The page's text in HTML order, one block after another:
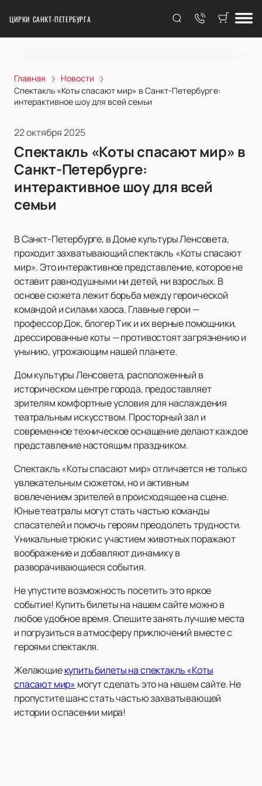
ЦИРКИ САНКТ-ПЕТЕРБУРГА
Главная
Новости
Спектакль «Коты спасают мир» в Санкт-Петербурге:
интерактивное шоу для всей семьи
22 октября 2025
Спектакль «Коты спасают мир» в
Санкт-Петербурге:
интерактивное шоу для всей
семьи
В Санкт-Петербурге, в Доме культуры Ленсовета,
проходит захватывающий спектакль «Коты спасают
мир». Это интерактивное представление, которое не
оставит равнодушными ни детей, ни взрослых. В
основе сюжета лежит борьба между героической
командой и силами хаоса. Главные герои —
профессор Док, блогер Тик и их верные помощники,
дрессированные коты — противостоят загрязнению и
унынию, угрожающим нашей планете.
Дом культуры Ленсовета, расположенный в
историческом центре города, предоставляет
зрителям комфортные условия для наслаждения
театральным искусством. Просторный зал и
современное техническое оснащение делают каждое
представление настоящим праздником.
Спектакль «Коты спасают мир» отличается не только
увлекательным сюжетом, но и активным
вовлечением зрителей в происходящее на сцене.
Юные театралы могут стать частью команды
спасателей и помочь героям преодолеть трудности.
Уникальные трюки с участием животных поражают
воображение и добавляют динамику в
разворачивающиеся события.
Не упустите возможность посетить это яркое
событие! Купить билеты на нашем сайте можно в
любое удобное время. Спешите занять лучшие места
и погрузиться в атмосферу приключений вместе с
героями спектакля.
Желающиекупить билеты на спектакль «Коты
спасают мир» могут сделать это на нашем сайте. Не
пропустите шанс стать частью захватывающей
истории о спасении мира!